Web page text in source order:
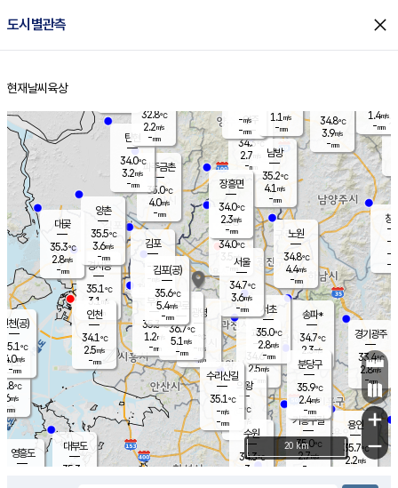
도시별관측 close
홈
현재날씨 육상
의도
℃
m/s
mm
영흥도
양주
34.3℃
2.7
-mm
과천
34.6℃
2.5m/s
- mm
용인
35.7℃
2.2m/s
경기광주
33.4℃
2.8m/s
-mm
대부도
35.3
경서동
35.1℃
3.1 m/s
-mm
파주금촌
35.0℃
4.0m/s
-mm
34.8℃
3.9m/s
-mm
대곶
35.3℃
2.8m/s
-mm
창
-
-m/
-
탄현
34.0℃
3.2m/s
-mm
1.4m/s
-mm
의왕
- ℃
m/s
mm
김포
- ℃
-m/s
mm
광명
- ℃
-m/s
-mm
부천
35.3℃
1.2m/s
-mm
양촌
35.5℃
3.6m/s
-mm
구로
36.7℃
5.1 m/s
-mm
은평
34.0℃
3.5 m/s
- mm
노원
34.8℃
4.4m/s
-mm
송파*
34.7℃
2.3m/s
-mm
서초
35.0℃
2.8m/s
-mm
남방
35.2℃
4.1 m/s
-mm
기흥구갈
35.0℃
2.7m/s
-
수리산길
35.1℃
-m/s
-mm
분당구
35.9℃
2.4m/s
-mm
장흥면
34.0℃
2.3m/s
-mm
-m/s
-mm
인천(공)
35.1℃
4.0m/s
-mm
김포(공)
35.6℃
5.4m/s
-mm
수원
34.3℃
3 m/s
인천
34.1℃
2.5m/s
-mm
서울
34.7℃
3.6m/s
-mm
32.8℃
2.2m/s
-mm
1.1 m/s
-mm
+
−
20 km